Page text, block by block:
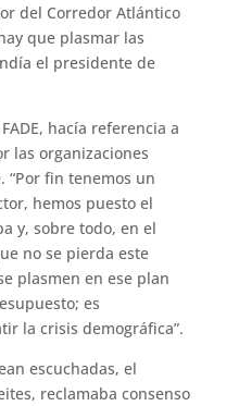
del Corredor Atlántico
que plasmar las
el presidente de
hacía referencia a
las organizaciones
“Por fin tenemos un
hemos puesto el
y, sobre todo, en el
no se pierda este
plasmen en ese plan
es
la crisis demográfica”.
escuchadas, el
reclamaba consenso